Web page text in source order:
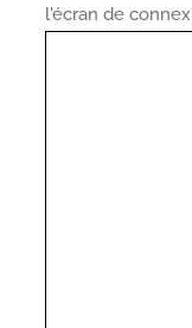
l'écran de